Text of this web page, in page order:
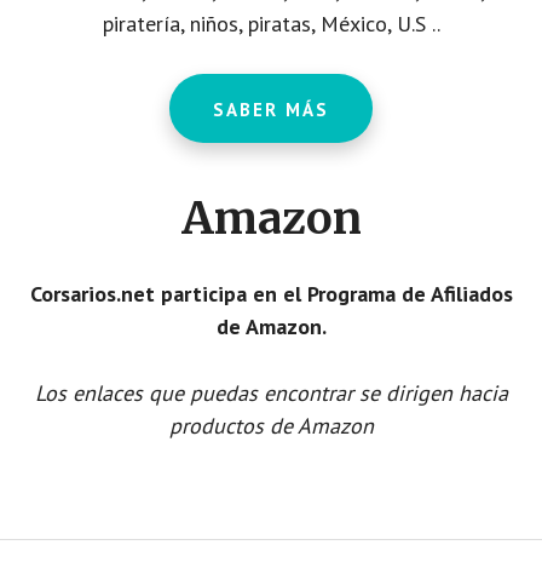
piratería, niños, piratas, México, U.S ..
SABER MÁS
Amazon
Corsarios.net participa en el Programa de Afiliados
de Amazon.
Los enlaces que puedas encontrar se dirigen hacia
productos de Amazon